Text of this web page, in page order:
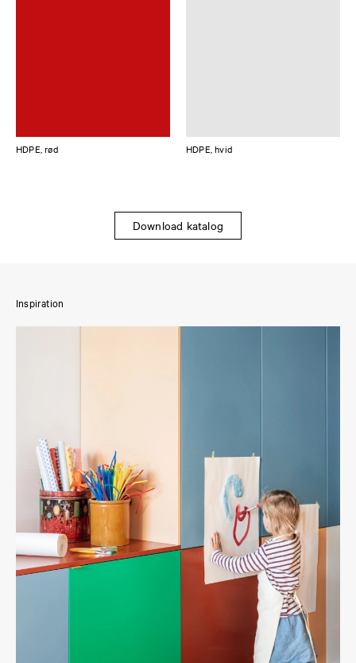
HDPE, rød HDPE, hvid
Download katalog
Inspiration